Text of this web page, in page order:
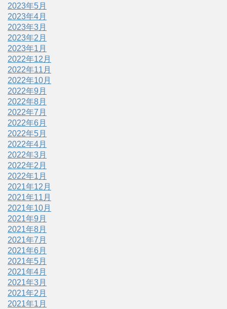
2023年5月
2023年4月
2023年3月
2023年2月
2023年1月
2022年12月
2022年11月
2022年10月
2022年9月
2022年8月
2022年7月
2022年6月
2022年5月
2022年4月
2022年3月
2022年2月
2022年1月
2021年12月
2021年11月
2021年10月
2021年9月
2021年8月
2021年7月
2021年6月
2021年5月
2021年4月
2021年3月
2021年2月
2021年1月